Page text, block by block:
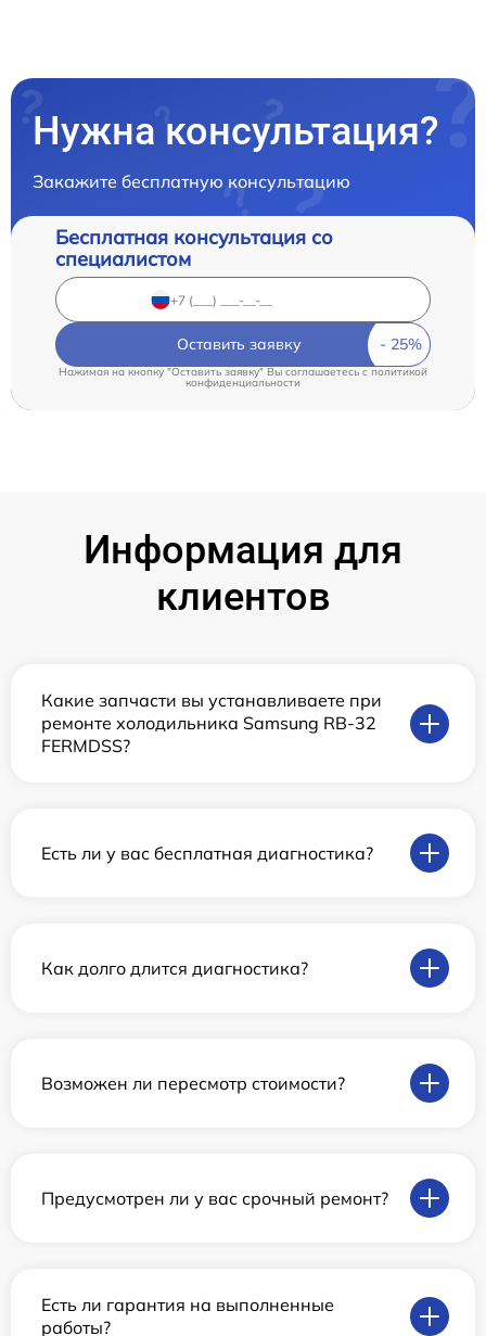
Нужна консультация?
Закажите бесплатную консультацию
Бесплатная консультация со
специалистом
Оставить заявку
Нажимая на кнопку "Оставить заявку" Вы соглашаетесь c политикой
конфиденциальности
Информация для
клиентов
Какие запчасти вы устанавливаете при
ремонте холодильника Samsung RB-32
FERMDSS?
Есть ли у вас бесплатная диагностика?
Как долго длится диагностика?
Возможен ли пересмотр стоимости?
Предусмотрен ли у вас срочный ремонт?
Есть ли гарантия на выполненные
работы?